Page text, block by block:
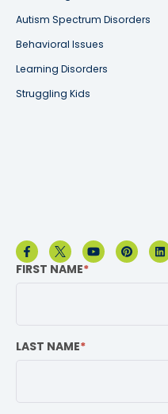
Autism Spectrum Disorders
Behavioral Issues
Learning Disorders
Struggling Kids
FIRST NAME*
LAST NAME*